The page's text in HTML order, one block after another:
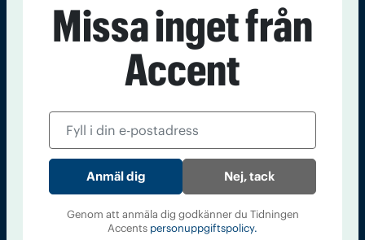
Tidningen Accent, A4, Bondegatan 21, 116 33 Stockholm
accent@iogt.se
Chefredaktör och ansvarig utgivare: Barbro Janson Lundkvist,
barbro@a4.se.
Kontakt Om Tidningen Tidningsarkiv In English
Läs tidigare
Missa inget från
Accent
Nej, tack
Genom att anmäla dig godkänner du Tidningen
Accents personuppgiftspolicy.